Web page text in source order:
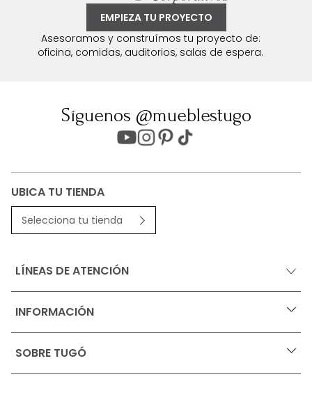
EMPIEZA TU PROYECTO
Asesoramos y construímos tu proyecto de:
oficina, comidas, auditorios, salas de espera.
Síguenos @mueblestugo
UBICA TU TIENDA
Selecciona tu tienda
LÍNEAS DE ATENCIÓN
INFORMACIÓN +
Ofertas vigentes
Términos, condiciones y restricciones para productos
SOBRE TUGÓ +